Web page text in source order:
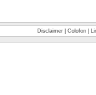
Disclaimer Colofon